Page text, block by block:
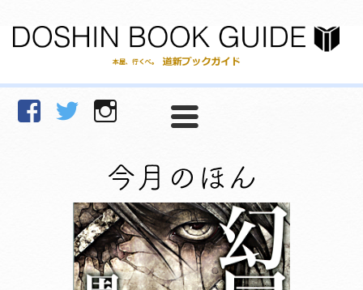
facebookTwitter Instagram